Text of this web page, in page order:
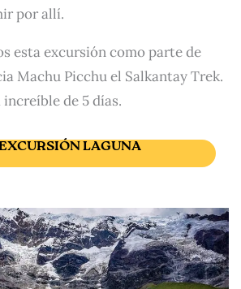
por allí.
esta excursión como parte de
Machu Picchu el Salkantay Trek.
de 5 días.
LAGUNA